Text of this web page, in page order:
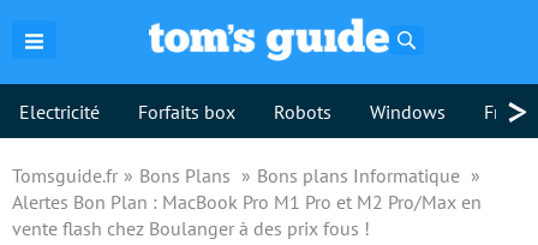
Electricité Forfaits box Robots Windows >
Tomsguide.fr Bons Plans
Bons plans Informatique
Alertes Bon Plan : MacBook Pro M1 Pro et M2 Pro/Max en
vente flash chez Boulanger à des prix fous !